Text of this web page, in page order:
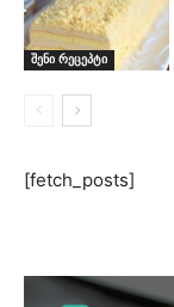
შენი რეცეპტი
[fetch_posts]